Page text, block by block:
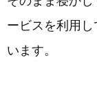
ービスを利用
います。